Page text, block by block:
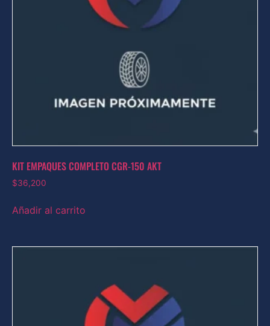
KIT EMPAQUES COMPLETO CGR-150 AKT
$36,200
Añadir al carrito